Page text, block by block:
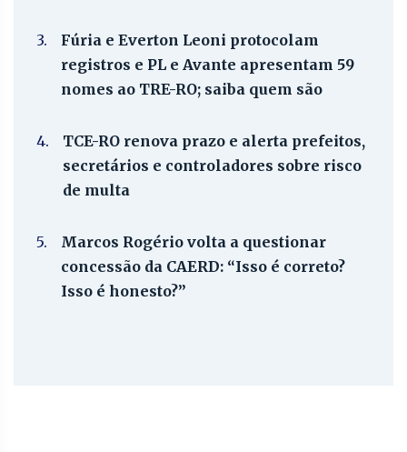
3.
Fúria e Everton Leoni protocolam
registros e PL e Avante apresentam 59
nomes ao TRE-RO; saiba quem são
4.
TCE-RO renova prazo e alerta prefeitos,
secretários e controladores sobre risco
de multa
5.
Marcos Rogério volta a questionar
concessão da CAERD: “Isso é correto?
Isso é honesto?”